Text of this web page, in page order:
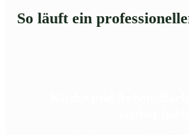
So läuft ein